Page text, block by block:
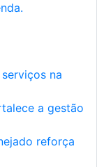
na
a gestão
reforça